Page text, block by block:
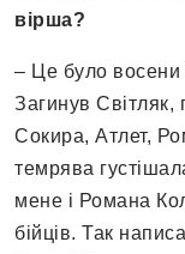
вірша?
– Це було восени
Загинув Світляк,
Сокира, Атлет,
темрява
мене і Романа
бійців. Так